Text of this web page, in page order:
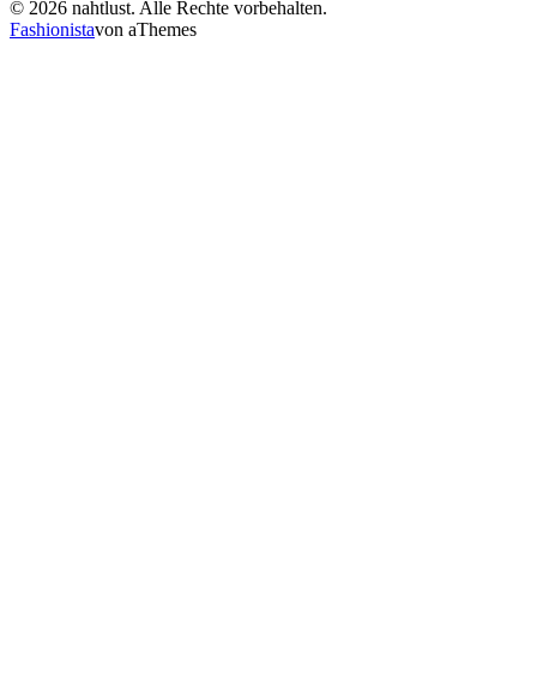
© 2026 nahtlust. Alle Rechte vorbehalten.
Fashionistavon aThemes